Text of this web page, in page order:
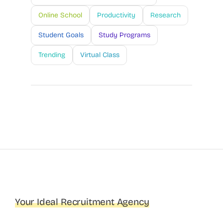
Online School Productivity Research
Student Goals Study Programs
Trending Virtual Class
Your Ideal Recruitment Agency